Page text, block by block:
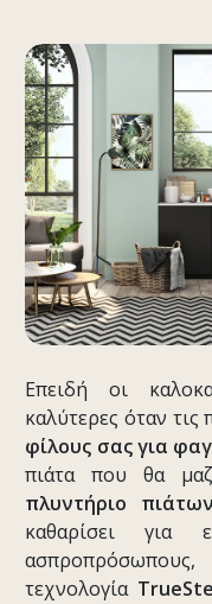
Επειδή οι
καλύτερες όταν τις
φίλους σας για
πιάτα που θα
πλυντήριο
καθαρίσει
τεχνολογία